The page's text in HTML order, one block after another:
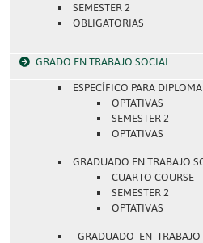
SEMESTER 2
OBLIGATORIAS
GRADO EN TRABAJO SOCIAL
ESPECÍFICO PARA
OPTATIVAS
SEMESTER 2
OPTATIVAS
GRADUADO EN TRABAJO
CUARTO COURSE
SEMESTER 2
OPTATIVAS
GRADUADO EN